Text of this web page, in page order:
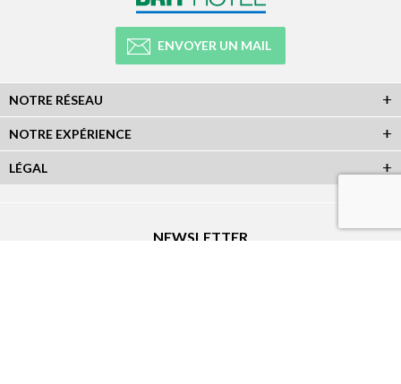
ENVOYER UN MAIL
NOTRE RÉSEAU
NOTRE EXPÉRIENCE
LÉGAL
NEWSLETTER